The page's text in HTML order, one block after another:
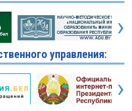
›
управления:
›